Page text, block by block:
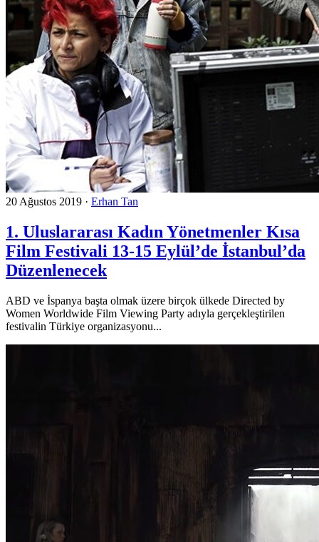
20 Ağustos 2019 · Erhan Tan
1. Uluslararası Kadın Yönetmenler Kısa
Film Festivali 13-15 Eylül’de İstanbul’da
Düzenlenecek
ABD ve İspanya başta olmak üzere birçok ülkede Directed by
Women Worldwide Film Viewing Party adıyla gerçekleştirilen
festivalin Türkiye organizasyonu...